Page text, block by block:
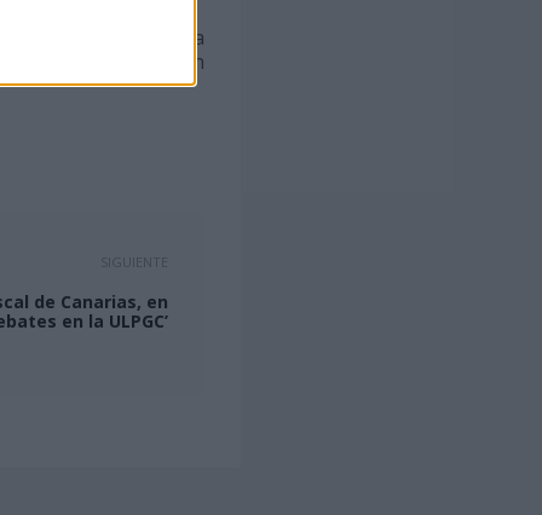
del REF se incluya la
del Plan
SIGUIENTE
de Canarias, en
en la ULPGC’